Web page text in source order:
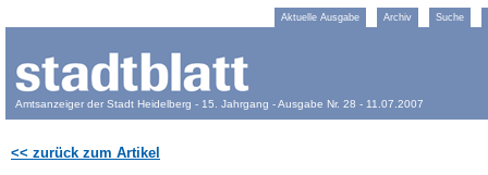
Aktuelle Ausgabe Archiv Suche
Amtsanzeiger der Stadt Heidelberg - 15. Jahrgang - Ausgabe Nr. 28 - 11.07.2007
<< zurück zum Artikel